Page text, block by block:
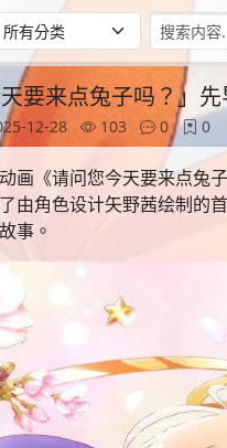
要来点兔子吗？」
12-28 103 0 0
画《请问您今天要来点兔
由角色设计矢野茜绘制
事。